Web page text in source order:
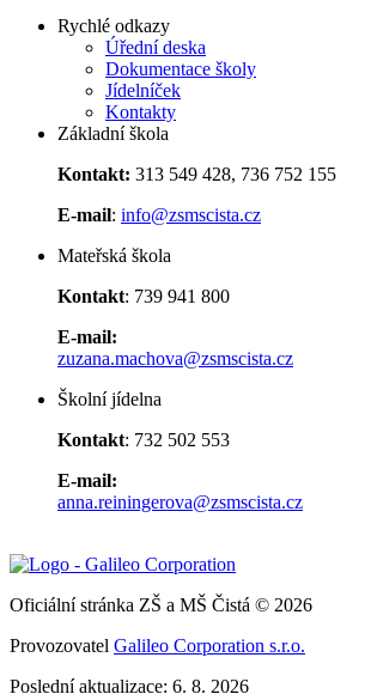
Rychlé odkazy
Úřední deska
Dokumentace školy
Jídelníček
Kontakty
Základní škola
Kontakt: 313 549 428, 736 752 155
E-mail: info@zsmscista.cz
Mateřská škola
Kontakt: 739 941 800
E-mail:
zuzana.machova@zsmscista.cz
Školní jídelna
Kontakt: 732 502 553
E-mail:
anna.reiningerova@zsmscista.cz
Oficiální stránka ZŠ a MŠ Čistá © 2026
Provozovatel Galileo Corporation s.r.o.
Poslední aktualizace: 6. 8. 2026